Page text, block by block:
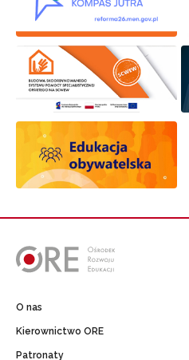
O nas
Kierownictwo ORE
Patronaty